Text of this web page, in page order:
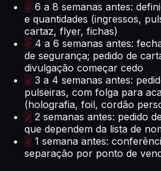
6 a 8 semanas antes:
e quantidades (ingressos,
cartaz, flyer, fichas)
4 a 6 semanas antes:
de segurança; pedido de
divulgação começar cedo
3 a 4 semanas antes:
pulseiras, com folga para
(holografia, foil, cordão
2 semanas antes: pedido
que dependem da lista de
1 semana antes:
separação por ponto de